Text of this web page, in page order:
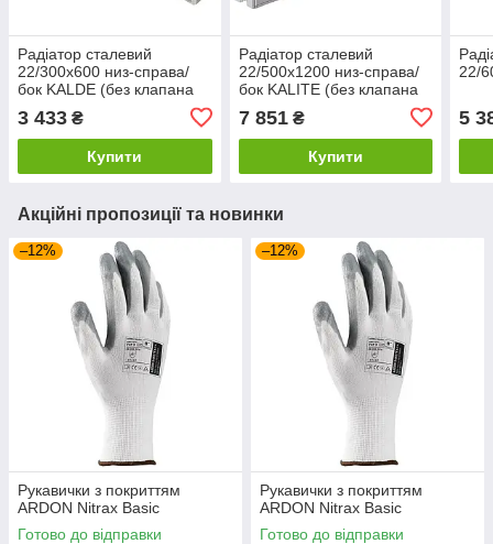
Радіатор сталевий
22/300x600 низ-справа/
бок KALDE (без клапана
3 433 ₴
Купити
Радіатор сталевий
22/500х1200 низ-справа/
бок KALITE (без клапана
7 851₴
Купити
22/
5
Акційні пропозиції та новинки
–12%
Рукавички з покриттям
ARDON Nitrax Basic
Готово до відправки
–12%
Рукавички з покриттям
ARDON Nitrax Basic
Готово до відправки